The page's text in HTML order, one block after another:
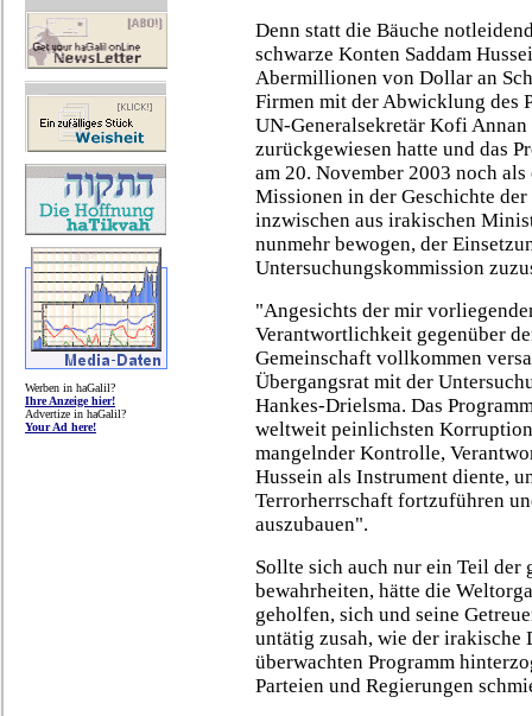
Werben in haGalil?
Ihre Anzeige hier!
Advertize in haGalil?
Your Ad here!
Denn statt die Bäuche
schwarze Konten Saddam
Abermillionen von Dollar an
Firmen mit der Abwicklung des
UN-Generalsekretär Kofi
zurückgewiesen hatte und das
am 20. November 2003 noch
Missionen in der Geschichte
inzwischen aus irakischen
nunmehr bewogen, der
Untersuchungskommission
"Angesichts der mir
Verantwortlichkeit gegenüber
Gemeinschaft vollkommen
Übergangsrat mit der
Hankes-Drielsma. Das
weltweit peinlichsten
mangelnder Kontrolle,
Hussein als Instrument diente,
Terrorherrschaft fortzuführen
auszubauen".
Sollte sich auch nur ein Teil der
bewahrheiten, hätte die
geholfen, sich und seine
untätig zusah, wie der irakische
überwachten Programm
Parteien und Regierungen